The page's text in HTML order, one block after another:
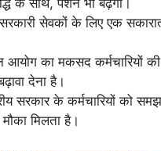
सरकारी सेवकों के लिए एक
आयोग का मकसद कर्मचारियों
देना है।
सरकार के कर्मचारियों को
मिलता है।